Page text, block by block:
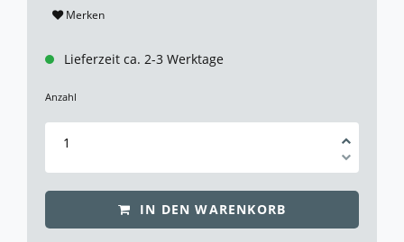
Merken
Lieferzeit ca. 2-3 Werktage
Anzahl
IN DEN WARENKORB